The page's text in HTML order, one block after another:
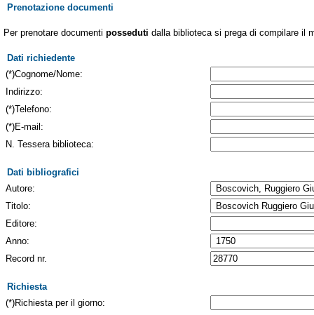
Prenotazione documenti
Per prenotare documenti posseduti dalla biblioteca si prega di compilare il
Dati richiedente
(*)Cognome/Nome:
Indirizzo:
(*)Telefono:
(*)E-mail:
N. Tessera biblioteca:
Dati bibliografici
Autore:
Titolo:
Editore:
Anno:
Record nr.
Richiesta
(*)Richiesta per il giorno: